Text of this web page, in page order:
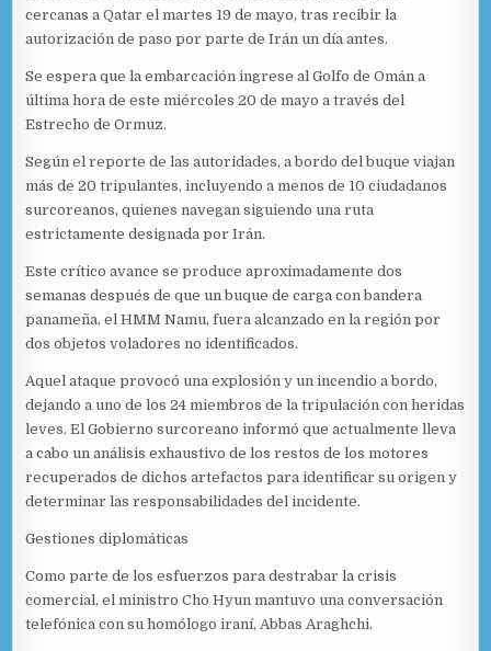
cercanas a Qatar el martes 19 de mayo, tras recibir la
autorización de paso por parte de Irán un día antes.
Se espera que la embarcación ingrese al Golfo de Omán a
última hora de este miércoles 20 de mayo a través del
Estrecho de Ormuz.
Según el reporte de las autoridades, a bordo del buque viajan
más de 20 tripulantes, incluyendo a menos de 10 ciudadanos
surcoreanos, quienes navegan siguiendo una ruta
estrictamente designada por Irán.
Este crítico avance se produce aproximadamente dos
semanas después de que un buque de carga con bandera
panameña, el HMM Namu, fuera alcanzado en la región por
dos objetos voladores no identificados.
Aquel ataque provocó una explosión y un incendio a bordo,
dejando a uno de los 24 miembros de la tripulación con heridas
leves. El Gobierno surcoreano informó que actualmente lleva
a cabo un análisis exhaustivo de los restos de los motores
recuperados de dichos artefactos para identificar su origen y
determinar las responsabilidades del incidente.
Gestiones diplomáticas
Como parte de los esfuerzos para destrabar la crisis
comercial, el ministro Cho Hyun mantuvo una conversación
telefónica con su homólogo iraní, Abbas Araghchi.